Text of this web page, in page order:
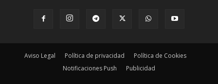
Aviso Legal Política de privacidad
Política de Cookies
Notificaciones Push
Publicidad